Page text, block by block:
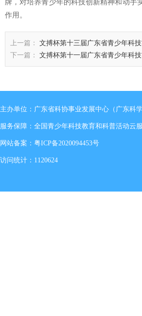
牌，对培养青少年的科技创新精神和动手
作用。
上一篇：
文搏杯第十三届广东省青少年科
下一篇：
文搏杯第十一届广东省青少年科
主办单位：广东省科协事业发展中心（广东科学
服务保障：全国青少年科技教育和科普活动云
网站备案： 粤ICP备2020094453号
访问统计：1120624